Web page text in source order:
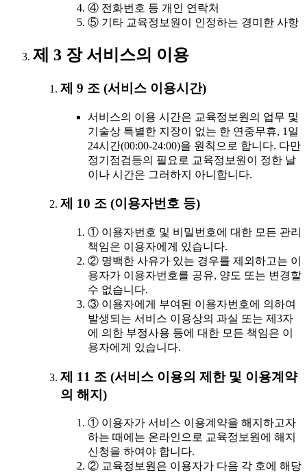
④ 전화번호 등 개인 연락처
⑤ 기타 교육정보원이 인정하는 경미한 사항
제 3 장 서비스의 이용
제 9 조 (서비스 이용시간)
서비스의 이용 시간은 교육정보원의 업무 및
기술상 특별한 지장이 없는 한 연중무휴, 1일
24시간(00:00-24:00)을 원칙으로 합니다. 다만
정기점검등의 필요로 교육정보원이 정한 날
이나 시간은 그러하지 아니합니다.
제 10 조 (이용자번호 등)
① 이용자번호 및 비밀번호에 대한 모든 관리
책임은 이용자에게 있습니다.
② 명백한 사유가 있는 경우를 제외하고는 이
용자가 이용자번호를 공유, 양도 또는 변경할
수 없습니다.
③ 이용자에게 부여된 이용자번호에 의하여
발생되는 서비스 이용상의 과실 또는 제3자
에 의한 부정사용 등에 대한 모든 책임은 이
용자에게 있습니다.
제 11 조 (서비스 이용의 제한 및 이용계약
의 해지)
① 이용자가 서비스 이용계약을 해지하고자
하는 때에는 온라인으로 교육정보원에 해지
신청을 하여야 합니다.
② 교육정보원은 이용자가 다음 각 호에 해당